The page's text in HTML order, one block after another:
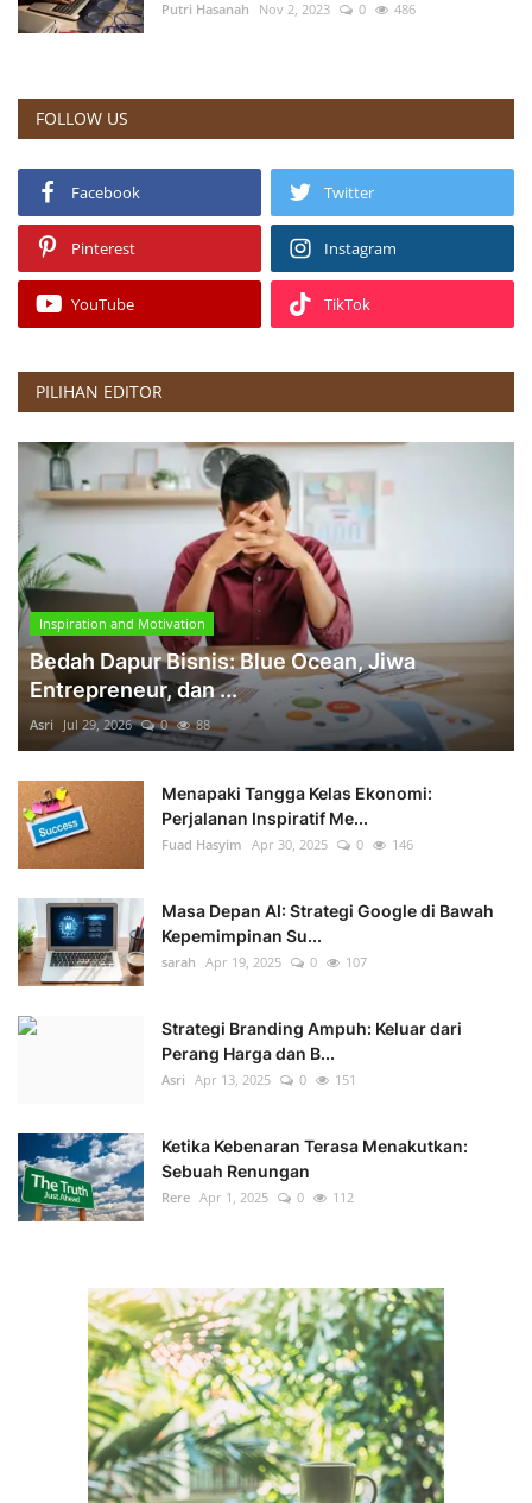
Putri Hasanah Nov 2, 2023 0 486
FOLLOW US
Facebook Twitter
Pinterest Instagram
YouTube TikTok
PILIHAN EDITOR
Inspiration and Motivation
Bedah Dapur Bisnis: Blue Ocean, Jiwa
Entrepreneur, dan ...
Asri Jul 29, 2026 0 88
Menapaki Tangga Kelas Ekonomi:
Perjalanan Inspiratif Me...
Fuad Hasyim Apr 30, 2025 0 146
Masa Depan AI: Strategi Google di Bawah
Kepemimpinan Su...
sarah Apr 19, 2025 0 107
Strategi Branding Ampuh: Keluar dari
Perang Harga dan B...
Asri Apr 13, 2025 0 151
Ketika Kebenaran Terasa Menakutkan:
Sebuah Renungan
Rere Apr 1, 2025 0 112